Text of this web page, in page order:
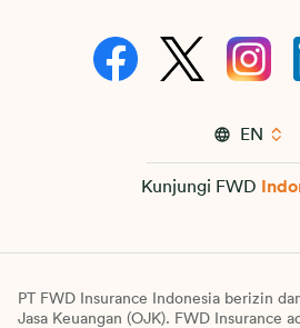
EN
Kunjungi FWD
PT FWD Insurance Indonesia berizin
Jasa Keuangan (OJK). FWD Insurance